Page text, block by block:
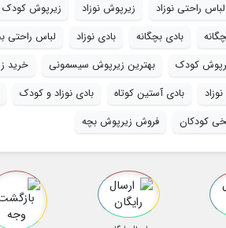
لباس راحتی نوزاد زیرپوش نوزاد زیرپوش کودک
بادی بچگانه بادی نوزاد لباس راحتی
کودک
بهترین زیرپوش سیسمونی
خرید
بادی آستین کوتاه بادی نوزاد و کودک
کودکان
فروش زیرپوش بچه